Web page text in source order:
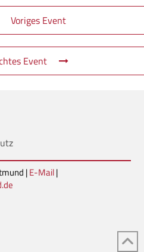
Voriges Event
Event
|E-Mail|